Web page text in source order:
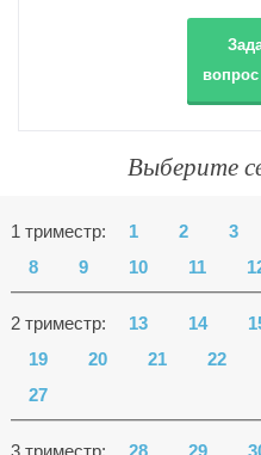
вопрос
Выберите
1 триместр: 1 2 3
8
9 10 11
2 триместр: 13 14
19
20 21 22
27